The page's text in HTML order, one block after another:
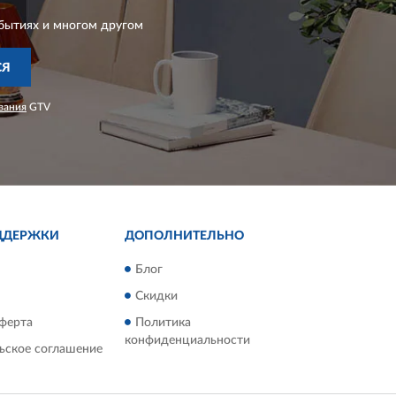
и многом другом
GTV
соглашение
ДОПОЛНИТЕЛЬНО
Блог
Скидки
Политика
конфиденциальности